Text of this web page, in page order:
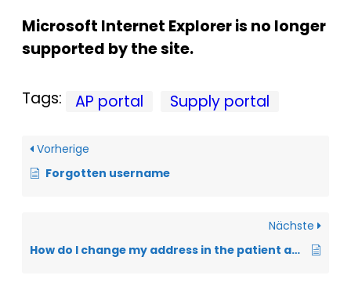
Microsoft Internet Explorer is no longer
supported by the site.
Tags: AP portal Supply portal
Vorherige
Forgotten username
Nächste
How do I change my address in the patient account?